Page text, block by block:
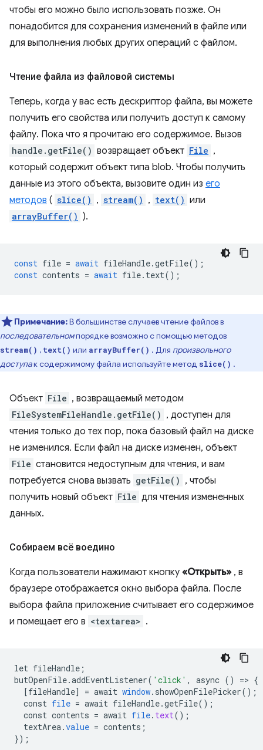
чтобы его можно было использовать позже. Он
понадобится для сохранения изменений в файле или
для выполнения любых других операций с файлом.
Чтение файла из файловой системы
Теперь, когда у вас есть дескриптор файла, вы можете
получить его свойства или получить доступ к самому
файлу. Пока что я прочитаю его содержимое. Вызов
handle.getFile() возвращает объект File ,
который содержит объект типа blob. Чтобы получить
данные из этого объекта, вызовите один из его
методов ( slice() , stream() , text() или
arrayBuffer() ).
const file = await fileHandle.getFile();
const contents = await file. text();
Примечание:В большинстве случаев чтение файлов в
последовательномпорядке возможно с помощью методов
stream() , text() или arrayBuffer() . Для произвольного
доступак содержимому файла используйте метод slice() .
Объект File , возвращаемый методом
FileSystemFileHandle.getFile() , доступен для
чтения только до тех пор, пока базовый файл на диске
не изменился. Если файл на диске изменен, объект
File становится недоступным для чтения, и вам
потребуется снова вызвать getFile() , чтобы
получить новый объект File для чтения измененных
данных.
Собираем всё воедино
Когда пользователи нажимают кнопку «Открыть» , в
браузере отображается окно выбора файла. После
выбора файла приложение считывает его содержимое
и помещает его в <textarea> .
let fileHandle ;
butOpenFile.addEventListener( 'click' , async () => {
[fileHandle] = await window. showOpenFilePicker();
const file = await fileHandle.getFile();
const contents = await file. text();
textArea.value = contents ;
});